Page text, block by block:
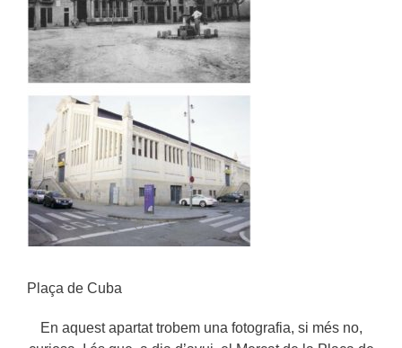
Plaça de Cuba
En aquest apartat trobem una fotografia, si més no,